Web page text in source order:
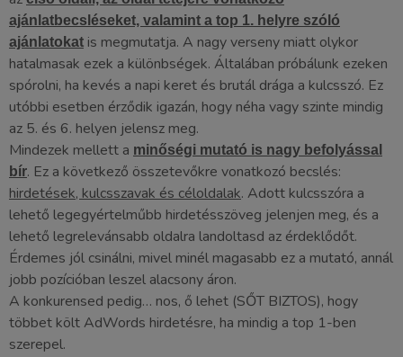
ajánlatbecsléseket, valamint a top 1. helyre szóló
ajánlatokat is megmutatja. A nagy verseny miatt olykor
hatalmasak ezek a különbségek. Általában próbálunk ezeken
spórolni, ha kevés a napi keret és brutál drága a kulcsszó. Ez
utóbbi esetben érződik igazán, hogy néha vagy szinte mindig
az 5. és 6. helyen jelensz meg.
Mindezek mellett a minőségi mutató is nagy befolyással
bír. Ez a következő összetevőkre vonatkozó becslés:
hirdetések, kulcsszavak és céloldalak. Adott kulcsszóra a
lehető legegyértelműbb hirdetésszöveg jelenjen meg, és a
lehető legrelevánsabb oldalra landoltasd az érdeklődőt.
Érdemes jól csinálni, mivel minél magasabb ez a mutató, annál
jobb pozícióban leszel alacsony áron.
A konkurensed pedig… nos, ő lehet (SŐT BIZTOS), hogy
többet költ AdWords hirdetésre, ha mindig a top 1-ben
szerepel.